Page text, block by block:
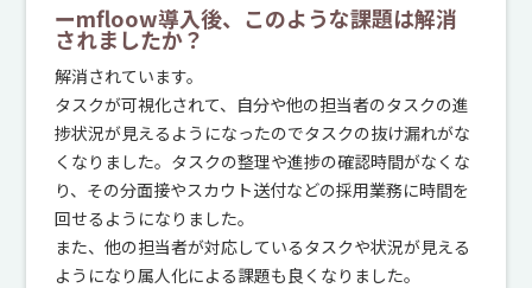
ーmfloow導入後、このような課題は解消
されましたか？
解消されています。
タスクが可視化されて、自分や他の担当者のタスクの進
捗状況が見えるようになったのでタスクの抜け漏れがな
くなりました。タスクの整理や進捗の確認時間がなくな
り、その分面接やスカウト送付などの採用業務に時間を
回せるようになりました。
また、他の担当者が対応しているタスクや状況が見える
ようになり属人化による課題も良くなりました。